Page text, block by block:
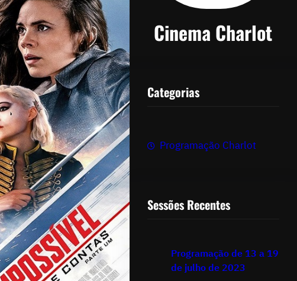
Cinema Charlot
Categorias
Programação Charlot
Sessões Recentes
Programação de 13 a 19
de julho de 2023